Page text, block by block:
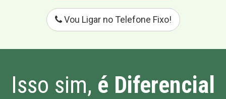
Vou Ligar no Telefone Fixo!
Isso sim, é Diferencial